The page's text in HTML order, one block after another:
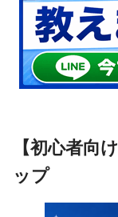
【初心者向
ップ